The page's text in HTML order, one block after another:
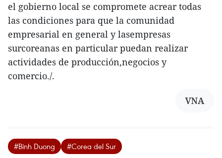
el gobierno local se compromete acrear todas
las condiciones para que la comunidad
empresarial en general y lasempresas
surcoreanas en particular puedan realizar
actividades de producción,negocios y
comercio./.
VNA
#Binh Duong #Corea del Sur